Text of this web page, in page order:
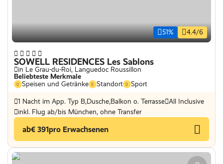
51% 4.4/6
SOWELL RESIDENCES Les Sablons
in Le Grau-du-Roi, Languedoc Roussillon
Beliebteste Merkmale
Speisen und Getränke
Standort Sport
1 Nacht im App. Typ B,Dusche,Balkon o. Terrasse All Inclusive
inkl. Flug ab/bis München, ohne Transfer
ab€ 391pro Erwachsenen